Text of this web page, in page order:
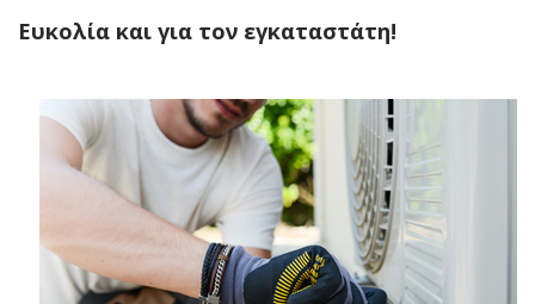
Ευκολία και για τον εγκαταστάτη!